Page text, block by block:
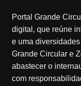
Portal Grande
digital, que reúne
e uma
Grande Circular e
abastecer o
com